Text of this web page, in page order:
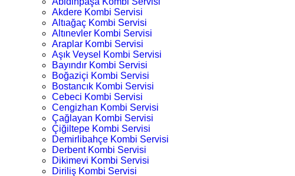
Akdere Kombi Servisi
Altıağaç Kombi Servisi
Altınevler Kombi Servisi
Araplar Kombi Servisi
Aşık Veysel Kombi Servisi
Bayındır Kombi Servisi
Boğaziçi Kombi Servisi
Bostancık Kombi Servisi
Cebeci Kombi Servisi
Cengizhan Kombi Servisi
Çağlayan Kombi Servisi
Çiğiltepe Kombi Servisi
Demirlibahçe Kombi Servisi
Derbent Kombi Servisi
Dikimevi Kombi Servisi
Diriliş Kombi Servisi